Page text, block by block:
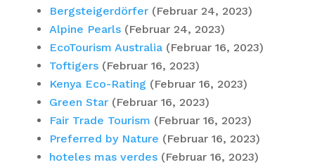
Bergsteigerdörfer (Februar 24, 2023)
Alpine Pearls (Februar 24, 2023)
EcoTourism Australia (Februar 16, 2023)
Toftigers (Februar 16, 2023)
Kenya Eco-Rating (Februar 16, 2023)
Green Star (Februar 16, 2023)
Fair Trade Tourism (Februar 16, 2023)
Preferred by Nature (Februar 16, 2023)
hoteles mas verdes (Februar 16, 2023)